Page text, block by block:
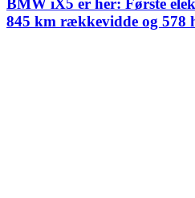
BMW iX5 er her: Første
845 km rækkevidde og 578